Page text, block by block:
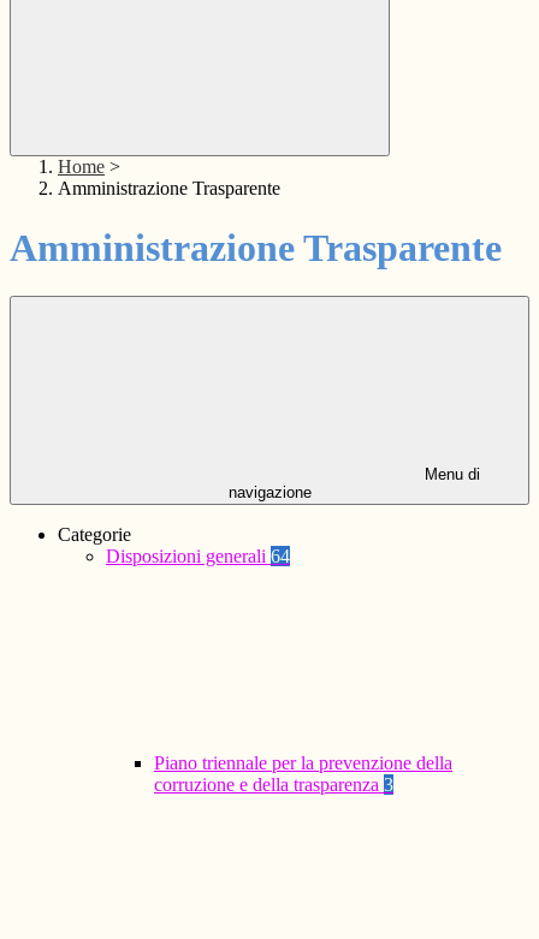
Home >
Amministrazione Trasparente
Amministrazione Trasparente
Menu di
navigazione
Categorie
Disposizioni generali 64
Piano triennale per la prevenzione della
corruzione e della trasparenza 3